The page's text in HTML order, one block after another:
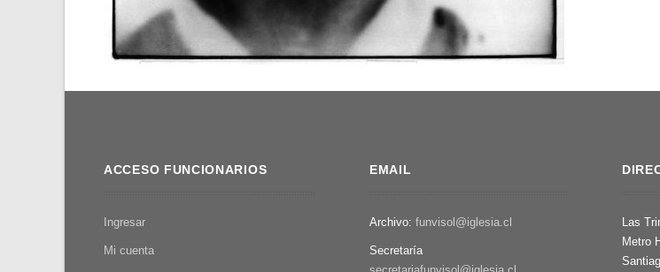
ACCESO FUNCIONARIOS
Ingresar
Mi cuenta
EMAIL
Archivo: funvisol@iglesia.cl
Secretaría
Las
Metro